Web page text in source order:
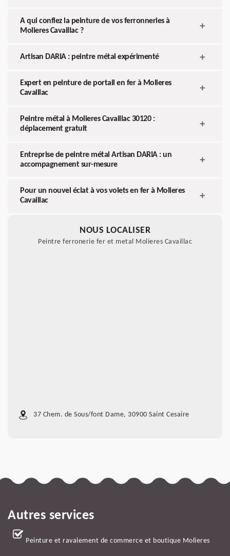
A qui confiez la peinture de vos ferronneries à
Molieres Cavaillac ?
Artisan DARIA : peintre métal expérimenté
Expert en peinture de portail en fer à Molieres
Cavaillac
Peintre métal à Molieres Cavaillac 30120 :
déplacement gratuit
Entreprise de peintre métal Artisan DARIA : un
accompagnement sur-mesure
Pour un nouvel éclat à vos volets en fer à Molieres
Cavaillac
NOUS LOCALISER
Peintre ferronerie fer et metal Molieres Cavaillac
37 Chem. de Sous/font Dame, 30900 Saint Cesaire
Autres services
Peinture et ravalement de commerce et boutique Molieres